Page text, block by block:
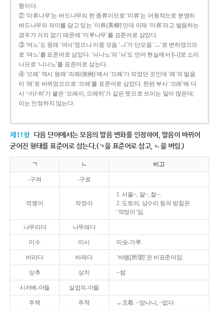
형이다.
② ‘미류나무’는 버드나무의 한 종류이므로 ‘미류’는 어원적으로 분명히
버드나무의 의미를 담고 있는 ‘미류(美柳)’인데 이제 ‘미류’라고 발음하는
경우가 거의 없기 때문에 ‘미루나무’를 표준어로 삼았다.
③ ‘여느’도 원래 ‘여늬’였으나 이중 모음 ‘ㅢ’가 단모음 ‘ㅡ’로 변하였으므
로 ‘여느’를 표준어로 삼았다. ‘늬나노’의 ‘늬’도 언어 현실에서 [니]로 소리
나므로 ‘니나노’를 표준어로 삼는다.
④ ‘으례’ 역시 원래 ‘의례(依例)’에서 ‘으례’가 되었던 것인데 ‘례’의 발음
이 ‘레’로 바뀌었으므로 ‘으레’를 표준어로 삼았다. 한편 부사 ‘으레’에 다
시 ‘-이/-히’가 붙은 ‘으레이, 으레히’가 같은 뜻으로 쓰이는 일이 많은데,
이는 인정하지 않는다.
제11항 다음 단어에서는 모음의 발음 변화를 인정하여, 발음이 바뀌어
굳어진 형태를 표준어로 삼는다.(ㄱ을 표준어로 삼고, ㄴ을 버림.)
ㄱ ㄴ 비고
-구려 -구료
깍쟁이 깍정이
1. 서울~, 알~, 찰~.
2. 도토리, 상수리 등의 받침은
‘깍정이’임.
나무라다 나무래다
미수 미시 미숫-가루.
바라다 바래다 ‘바램[所望]’은 비표준어임.
상추 상치 ~쌈.
시러베-아들 실업의-아들
주책 주착 ←主着. ~망나니, ~없다.